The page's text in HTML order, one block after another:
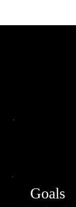
Goals